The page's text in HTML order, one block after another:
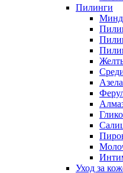
Пилинги
Уход за